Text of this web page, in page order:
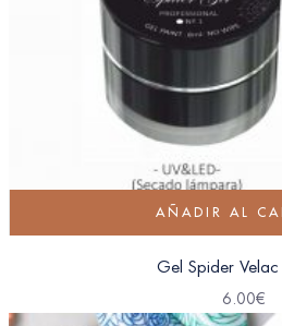
AÑADIR AL
Gel Spider
6.00€